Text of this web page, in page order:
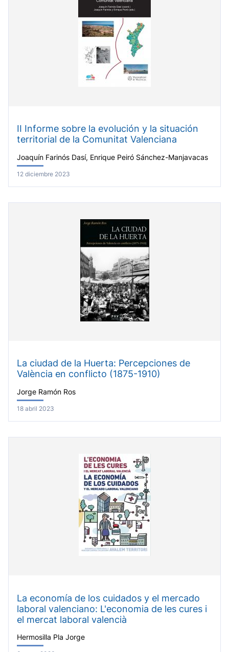
II Informe sobre la evolución y la situación
territorial de la Comunitat Valenciana
Joaquín Farinós Dasí, Enrique Peiró Sánchez-Manjavacas
12 diciembre 2023
La ciudad de la Huerta: Percepciones de
València en conflicto (1875-1910)
Jorge Ramón Ros
18 abril 2023
La economía de los cuidados y el mercado
laboral valenciano: L'economia de les cures i
el mercat laboral valencià
Hermosilla Pla Jorge